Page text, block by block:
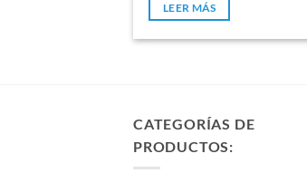
de
LEER MÁS
CATEGORÍAS DE
PRODUCTOS: